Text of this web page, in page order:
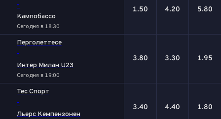
-
Кампобассо
Сегодня в 18:30
1.50 4.20 5.80
Перголеттесе
-
Интер Милан U23
Сегодня в 19:00
3.80 3.30 1.95
Тес Спорт
-
Льерс Кемпензонен
3.40 4.40 1.80